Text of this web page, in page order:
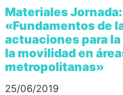
Materiales Jornada:
«Fundamentos de
actuaciones para la
la movilidad en
metropolitanas»
25/06/2019